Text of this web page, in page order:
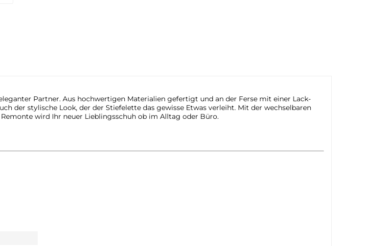
Partner. Aus hochwertigen Materialien gefertigt und an der Ferse mit einer Lack-
der stylische Look, der der Stiefelette das gewisse Etwas verleiht. Mit der wechselbaren
wird Ihr neuer Lieblingsschuh ob im Alltag oder Büro.